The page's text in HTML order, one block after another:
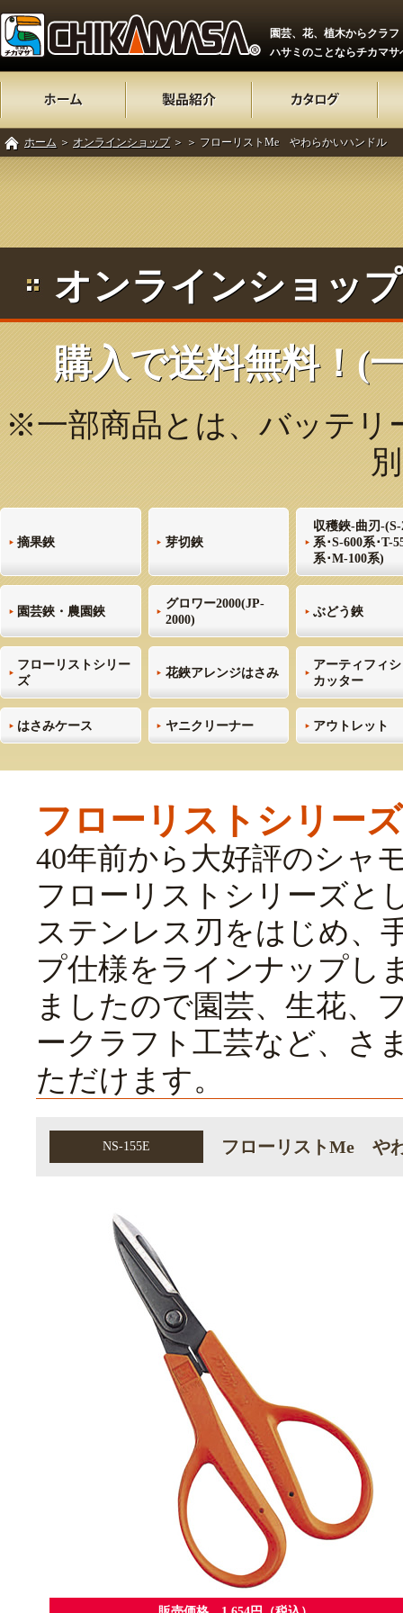
園芸、花、植木からクラフ
ハサミのことならチカマサ
ホーム ＞ オンラインショップ＞ ＞ フローリストMe やわらかいハンドル
オンラインショッ
購入で送料無料！(
※一部商品とは、バッテリ
摘果鋏 芽切鋏
収穫鋏-曲刃-(S-
系･S-600系･T-
系･M-100系)
園芸鋏・農園鋏
グロワー2000(JP-
2000)
ぶどう鋏
フローリストシリー
ズ
花鋏アレンジはさみ
アーティフィ
カッター
はさみケース ヤニクリーナー アウトレット
フローリストシリーズ
40年前から大好評のシャ
フローリストシリーズと
ステンレス刃をはじめ、
プ仕様をラインナップし
ましたので園芸、生花、
ークラフト工芸など、さ
ただけます。
NS-155E フローリストMe や